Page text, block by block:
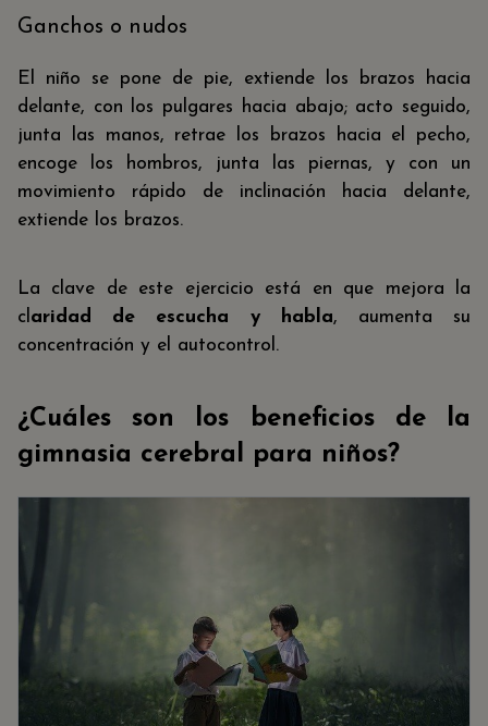
Ganchos o nudos
El niño se pone de pie, extiende los brazos hacia
delante, con los pulgares hacia abajo; acto seguido,
junta las manos, retrae los brazos hacia el pecho,
encoge los hombros, junta las piernas, y con un
movimiento rápido de inclinación hacia delante,
extiende los brazos.
La clave de este ejercicio está en que mejora la
cl aridad de escucha y habla, aumenta su
concentración y el autocontrol.
¿Cuáles son los beneficios de la
gimnasia cerebral para niños?